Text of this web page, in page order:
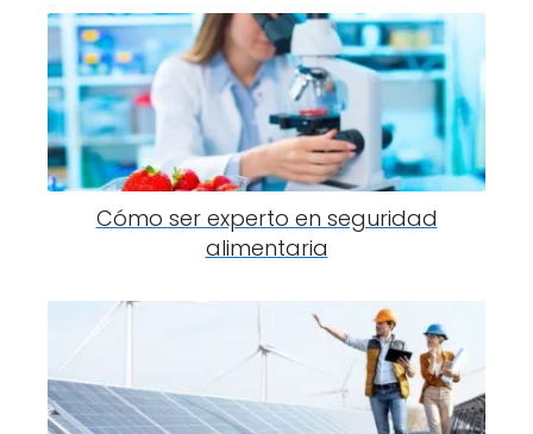
Cómo ser experto en seguridad
alimentaria